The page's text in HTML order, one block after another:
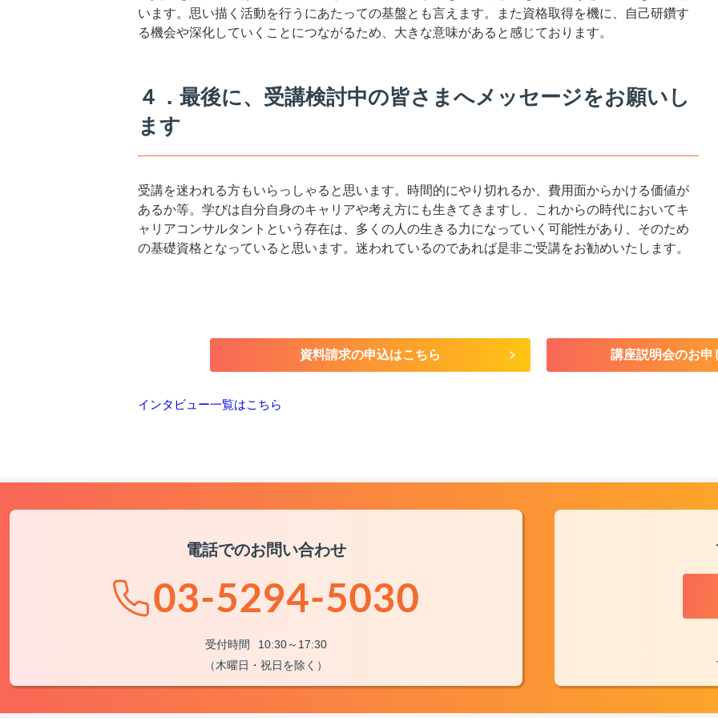
います。思い描く活動を行うにあたっての基盤とも言えます。また資格取得を機に、自己研鑽す
る機会や深化していくことにつながるため、大きな意味があると感じております。
４．最後に、受講検討中の皆さまへメッセージをお願いし
ます
受講を迷われる方もいらっしゃると思います。時間的にやり切れるか、費用面からかける価値が
あるか等。学びは自分自身のキャリアや考え方にも生きてきますし、これからの時代においてキ
ャリアコンサルタントという存在は、多くの人の生きる力になっていく可能性があり、そのため
の基礎資格となっていると思います。迷われているのであれば是非ご受講をお勧めいたします。
資料請求の申込はこちら 講座説明会のお申
インタビュー一覧はこちら
電話でのお問い合わせ
受付時間
10:30～17:30
（木曜日・祝日を除く）